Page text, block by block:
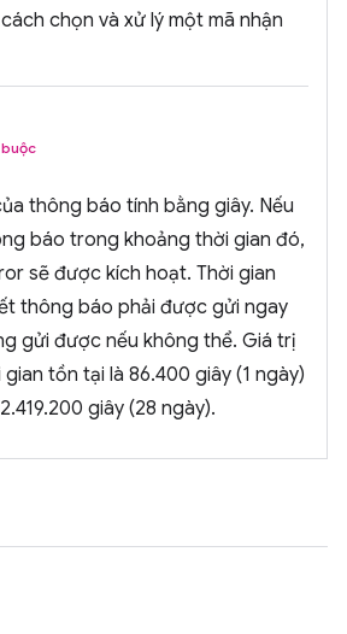
chọn và xử lý một mã nhận
thông báo tính bằng giây. Nếu
báo trong khoảng thời gian đó,
sẽ được kích hoạt. Thời gian
thông báo phải được gửi ngay
gửi được nếu không thể. Giá trị
tồn tại là 86.400 giây (1 ngày)
giây (28 ngày).